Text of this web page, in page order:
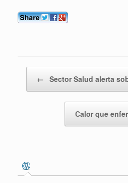
← Sector Salud alerta
Calor que